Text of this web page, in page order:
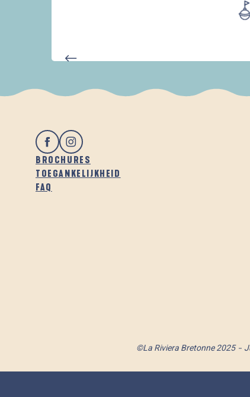
BROCHURES
TOEGANKELIJKHEID
FAQ
©La Riviera Bretonne 2025